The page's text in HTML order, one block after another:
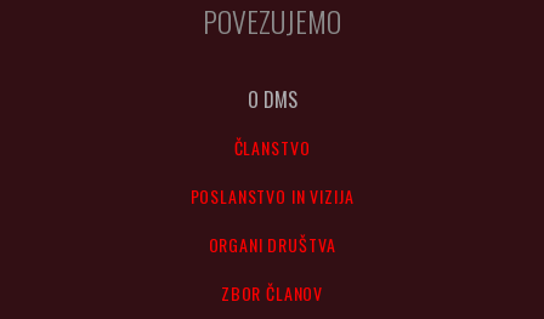
POVEZUJEMO
O DMS
ČLANSTVO
POSLANSTVO IN VIZIJA
ORGANI DRUŠTVA
ZBOR ČLANOV